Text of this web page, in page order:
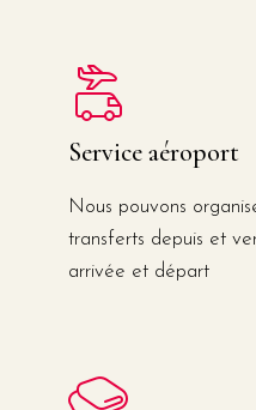
Service aéroport
Nous pouvons
transferts depuis et
arrivée et départ